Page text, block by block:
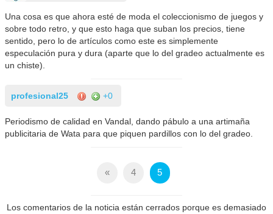
Una cosa es que ahora esté de moda el coleccionismo de juegos y
sobre todo retro, y que esto haga que suban los precios, tiene
sentido, pero lo de artículos como este es simplemente
especulación pura y dura (aparte que lo del gradeo actualmente es
un chiste).
profesional25 +0
Periodismo de calidad en Vandal, dando pábulo a una artimaña
publicitaria de Wata para que piquen pardillos con lo del gradeo.
« 4 5
Los comentarios de la noticia están cerrados porque es demasiado